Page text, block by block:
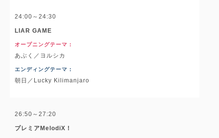
24:00～24:30
LIAR GAME
オープニングテーマ :
あぶく／ヨルシカ
エンディングテーマ :
朝日／Lucky Kilimanjaro
26:50～27:20
プレミアMelodiX！